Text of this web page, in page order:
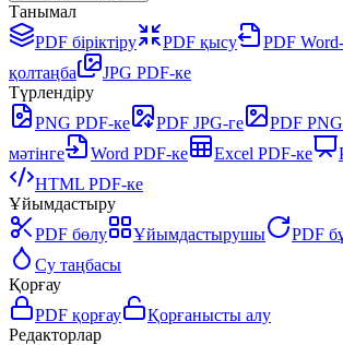
Танымал
PDF біріктіру
PDF қысу PDF
қолтаңба
JPG PDF-ке
Түрлендіру
PNG PDF-ке
PDF JPG-ге PDF
мәтінге
Word PDF-ке Excel PDF-ке
HTML PDF-ке
Ұйымдастыру
PDF бөлу
Ұйымдастырушы PDF
Су таңбасы
Қорғау
PDF қорғау
Қорғанысты алу
Редакторлар